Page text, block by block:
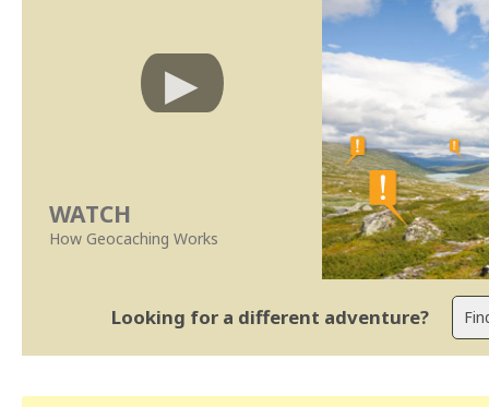
WATCH
How Geocaching Works
Looking for a different adventure?